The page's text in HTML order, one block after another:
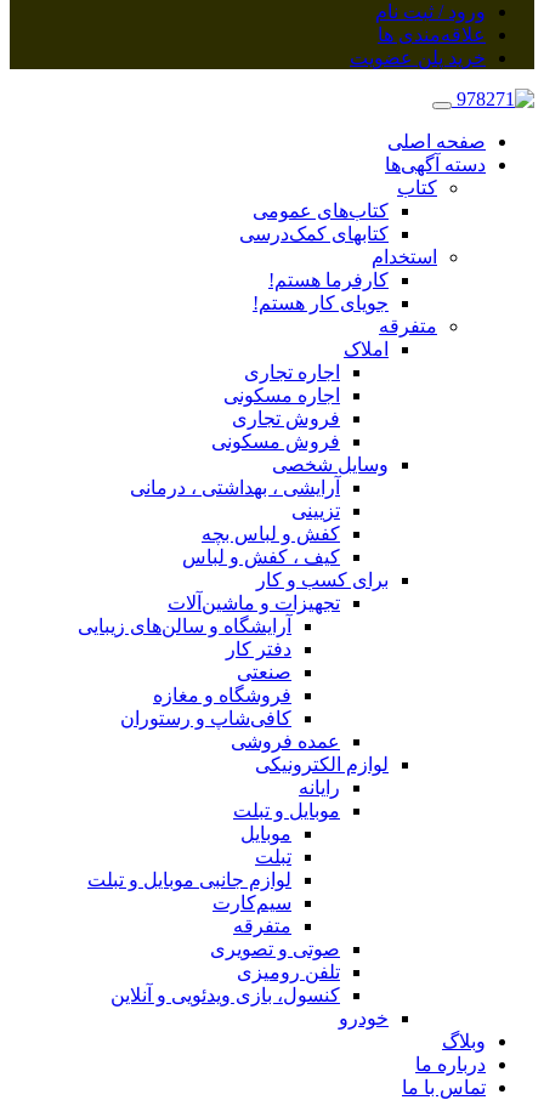
ورود / ثبت نام
علاقه‌مندی ها
خرید پلن عضویت
صفحه اصلی
دسته آگهی‌ها
کتاب
کتاب‌های عمومی
کتابهای کمک‌درسی
استخدام
کارفرما هستم!
جویای کار هستم!
متفرقه
املاک
اجاره تجاری
اجاره مسکونی
فروش تجاری
فروش مسکونی
وسایل شخصی
آرایشی ، بهداشتی ، درمانی
تزیینی
کفش و لباس بچه
کیف ، کفش و لباس
برای کسب و کار
تجهیزات و ماشین‌آلات
آرایشگاه و سالن‌های زیبایی
دفتر کار
صنعتی
فروشگاه و مغازه
کافی‌شاپ و رستوران
عمده فروشی
لوازم الکترونیکی
رایانه
موبایل و تبلت
موبایل
تبلت
لوازم جانبی موبایل و تبلت
سیم‌کارت
متفرقه
صوتی و تصویری
تلفن رومیزی
کنسول، بازی‌ ویدئویی و آنلاین
خودرو
وبلاگ
درباره ما
تماس با ما